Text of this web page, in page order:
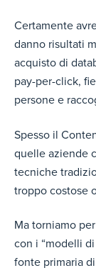
Certamente
danno risultati
acquisto di
pay-per-click,
persone e
Spesso il
quelle aziende
tecniche
troppo costose
Ma torniamo
con i “modelli
fonte primaria